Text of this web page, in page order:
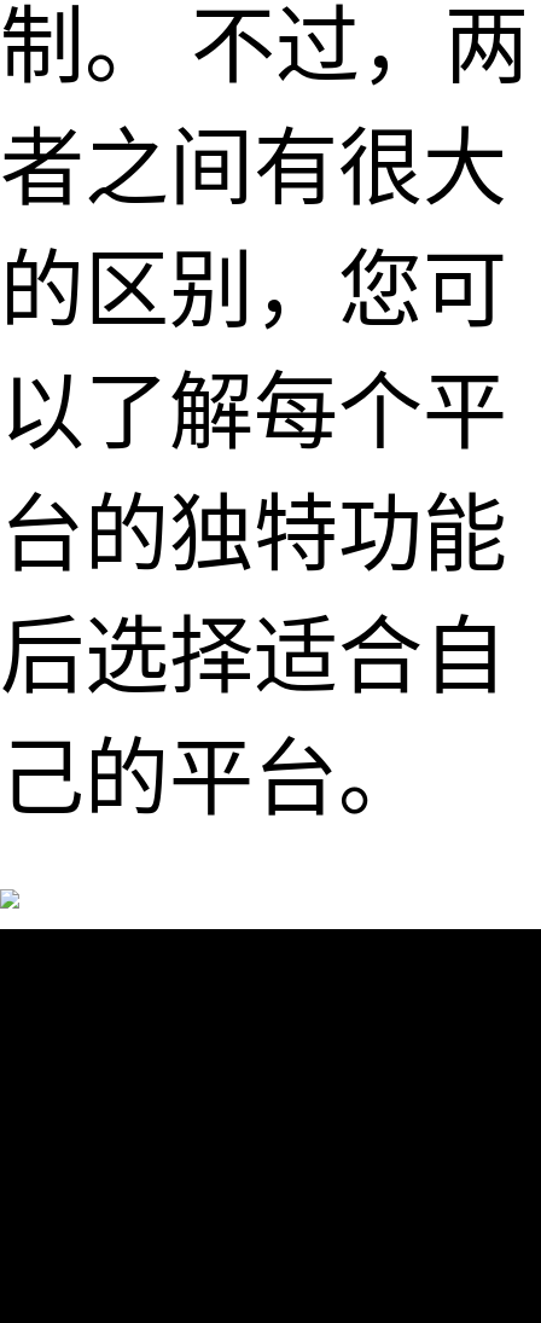
制。 不过，两
者之间有很大
的区别，您可
以了解每个平
台的独特功能
后选择适合自
己的平台。